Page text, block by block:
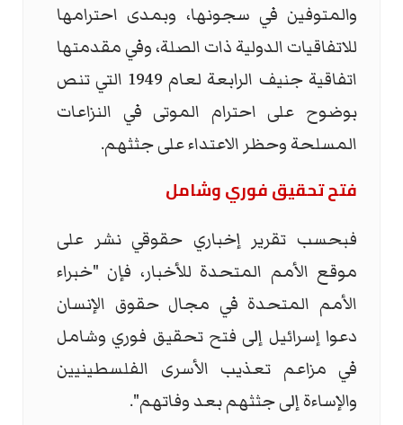
والمتوفين في سجونها، وبمدى احترامها
للاتفاقيات الدولية ذات الصلة، وفي مقدمتها
اتفاقية جنيف الرابعة لعام 1949 التي تنص
بوضوح على احترام الموتى في النزاعات
المسلحة وحظر الاعتداء على جثثهم.
فتح تحقيق فوري وشامل
فبحسب تقرير إخباري حقوقي نشر على
موقع الأمم المتحدة للأخبار، فإن "خبراء
الأمم المتحدة في مجال حقوق الإنسان
دعوا إسرائيل إلى فتح تحقيق فوري وشامل
في مزاعم تعذيب الأسرى الفلسطينيين
والإساءة إلى جثثهم بعد وفاتهم".